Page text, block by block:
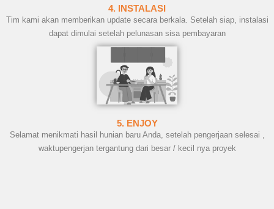
4. INSTALASI
Tim kami akan memberikan update secara berkala. Setelah siap, instalasi
dapat dimulai setelah pelunasan sisa pembayaran
5. ENJOY
Selamat menikmati hasil hunian baru Anda, setelah pengerjaan selesai ,
waktupengerjan tergantung dari besar / kecil nya proyek